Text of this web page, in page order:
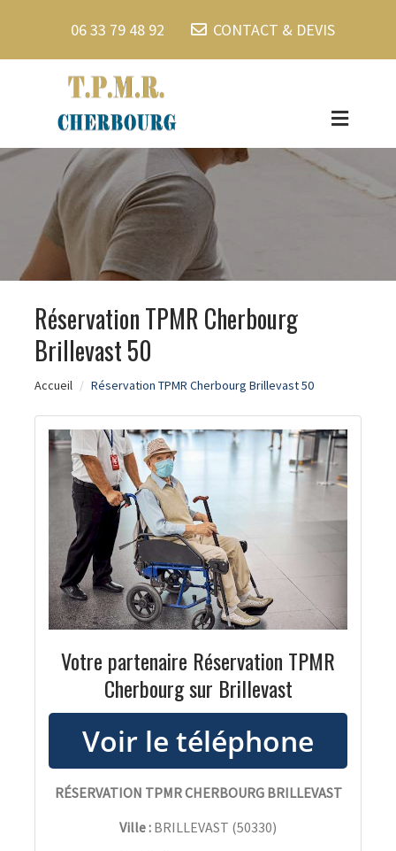
06 33 79 48 92 CONTACT & DEVIS
Réservation TPMR Cherbourg
Brillevast 50
Accueil Réservation TPMR Cherbourg Brillevast 50
Votre partenaire Réservation TPMR
Cherbourg sur Brillevast
RÉSERVATION TPMR CHERBOURG BRILLEVAST
Ville : BRILLEVAST (50330)